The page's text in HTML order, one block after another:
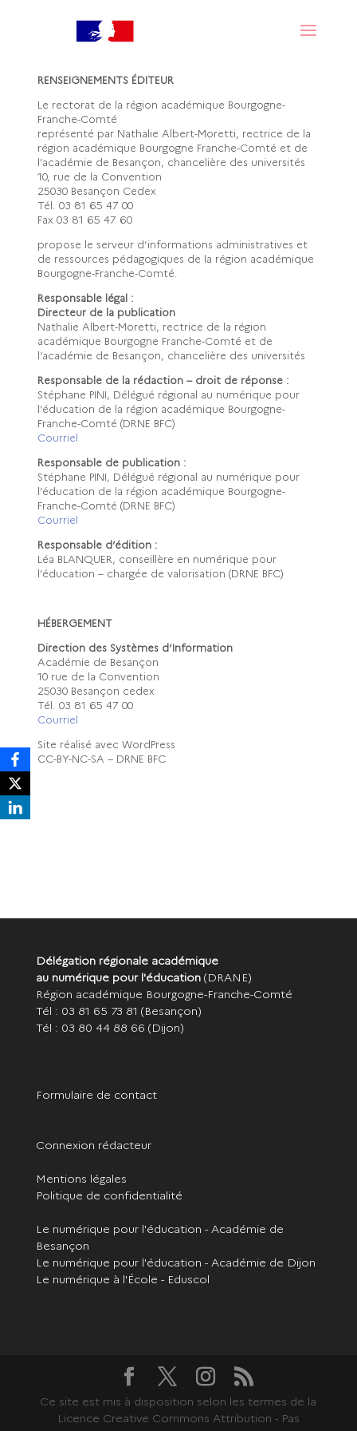
RENSEIGNEMENTS ÉDITEUR
Le rectorat de la région académique Bourgogne-
Franche-Comté
représenté par Nathalie Albert-Moretti, rectrice de la
région académique Bourgogne Franche-Comté et de
l’académie de Besançon, chancelière des universités
10, rue de la Convention
25030 Besançon Cedex
Tél. 03 81 65 47 00
Fax 03 81 65 47 60
propose le serveur d’informations administratives et
de ressources pédagogiques de la région académique
Bourgogne-Franche-Comté.
Responsable légal :
Directeur de la publication
Nathalie Albert-Moretti, rectrice de la région
académique Bourgogne Franche-Comté et de
l’académie de Besançon, chancelière des universités
Responsable de la rédaction – droit de réponse :
Stéphane PINI, Délégué régional au numérique pour
l’éducation de la région académique Bourgogne-
Franche-Comté (DRNE BFC)
Courriel
Responsable de publication :
Stéphane PINI, Délégué régional au numérique pour
l’éducation de la région académique Bourgogne-
Franche-Comté (DRNE BFC)
Courriel
Responsable d’édition :
Léa BLANQUER, conseillère en numérique pour
l’éducation – chargée de valorisation (DRNE BFC)
HÉBERGEMENT
Direction des Systèmes d’Information
Académie de Besançon
10 rue de la Convention
25030 Besançon cedex
Tél. 03 81 65 47 00
Courriel
Site réalisé avec WordPress
CC-BY-NC-SA – DRNE BFC
Délégation régionale académique
au numérique pour l'éducation(DRANE)
Région académique Bourgogne-Franche-Comté
Tél : 03 81 65 73 81 (Besançon)
Tél : 03 80 44 88 66 (Dijon)
Formulaire de contact
Connexion rédacteur
Mentions légales
Politique de confidentialité
Le numérique pour l'éducation - Académie de
Besançon
Le numérique pour l'éducation - Académie de Dijon
Le numérique à l'École - Eduscol
Ce site est mis à disposition selon les termes de la
Licence Creative Commons Attribution - Pas